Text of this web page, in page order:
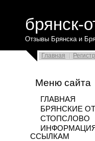
брянск-
Отзывы Брянска и
Главная
Меню сайта
ГЛАВНАЯ
БРЯНСКИЕ
СТОПСЛОВО
ССЫЛКАМ